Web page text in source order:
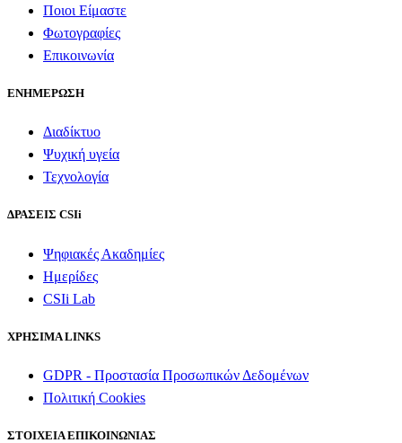
Ποιοι Είμαστε
Φωτογραφίες
Επικοινωνία
ΕΝΗΜΕΡΩΣΗ
Διαδίκτυο
Ψυχική υγεία
Τεχνολογία
ΔΡΑΣΕΙΣ CSIi
Ψηφιακές Ακαδημίες
Ημερίδες
CSIi Lab
ΧΡΗΣΙΜΑ LINKS
GDPR - Προστασία Προσωπικών Δεδομένων
Πολιτική Cookies
ΣΤΟΙΧΕΙΑ ΕΠΙΚΟΙΝΩΝΙΑΣ